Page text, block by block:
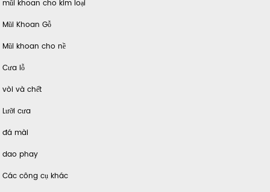
mũi khoan cho kim loại
Mũi Khoan Gỗ
Mũi khoan cho nề
Cưa lỗ
vòi và chết
Lưỡi cưa
đá mài
dao phay
Các công cụ khác